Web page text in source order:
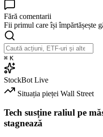
Fără comentarii
Fii primul care își împărtășește
⌘ K
StockBot Live
Situația pieței Wall Street
Tech susține raliul pe
stagnează